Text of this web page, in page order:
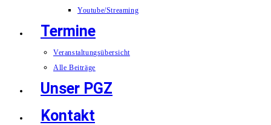
Youtube/Streaming
Termine
Veranstaltungsübersicht
Alle Beiträge
Unser PGZ
Kontakt